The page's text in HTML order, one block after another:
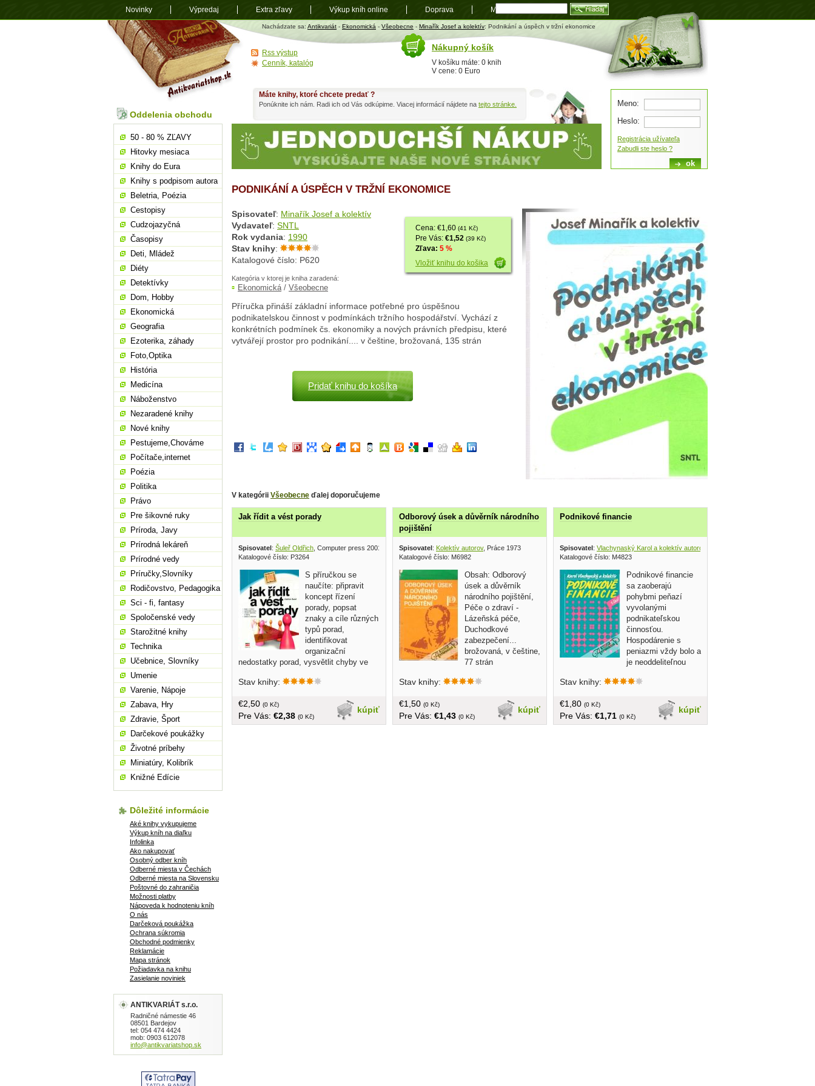
Antikvariát
shop.sk
Nachádzate sa: Antikvariát - Ekonomická - Všeobecne - Minařík Josef a kolektív: Podnikání a úspěch v tržní ekonomice
PODNIKÁNÍ A ÚSPĚCH V TRŽNÍ EKONOMICE
Cena: €1,60 (41 Kč)
Pre Vás: €1,52 (39 Kč)
Zľava: 5 %
Vložiť knihu do košika
Spisovateľ: Minařík Josef a kolektív
Vydavateľ: SNTL
Rok vydania: 1990
Stav knihy:
Katalogové číslo: P620
Kategória v ktorej je kniha zaradená:
Ekonomická/ Všeobecne
Příručka přináší základní informace potřebné pro úspěšnou
podnikatelskou činnost v podmínkách tržního hospodářství. Vychází z
konkrétních podmínek čs. ekonomiky a nových právních předpisu, které
vytvářejí prostor pro podnikání.... v češtine, brožovaná, 135 strán
Pridať knihu do košíka
V kategórii Všeobecne ďalej doporučujeme
Jak řídit a vést porady
Spisovatel: Šuleř Oldřich , Computer press 2001
Katalogové číslo: P3264
S příručkou se
naučíte: připravit
koncept řízení
porady, popsat
znaky a cíle různých
typů porad,
identifikovat
organizační
nedostatky porad, vysvětlit chyby ve
dopouštějí účastníci. Operativní porada-
efektivne diskusi, řídit vznikající
konflikty... v češtine, brožovaná, 152
strán
Stav knihy:
kúpiť
€2,50 (0 Kč)
Pre Vás: €2,38 (0 Kč)
Odborový úsek a důvěrník národního
pojištění
Spisovatel: Kolektív autorov, Práce 1973
Katalogové číslo: M6982
Obsah: Odborový
úsek a důvěrník
národního pojištění,
Péče o zdraví -
Lázeňská péče,
Duchodkové
zabezpečení...
brožovaná, v češtine,
77 strán
Stav knihy:
kúpiť
€1,50 (0 Kč)
Pre Vás: €1,43 (0 Kč)
Podnikové financie
Spisovatel: Vlachynaský Karol a kolektív autorov
Katalogové číslo: M4823
Podnikové financie
sa zaoberajú
pohybmi peňazí
vyvolanými
podnikateľskou
činnosťou.
Hospodárenie s
peniazmi vždy bolo a
je neoddeliteľnou
ohľadu na jeho rozsah a objekt
časť prvej strany odstrihnutá
Stav knihy:
kúpiť
€1,80 (0 Kč)
Pre Vás: €1,71 (0 Kč)
Máte knihy, ktoré chcete predať ?
Ponúknite ich nám. Radi ich od Vás odkúpime. Viacej informácií nájdete na tejto stránke.
Oddelenia obchodu
50 - 80 % ZĽAVY
Hitovky mesiaca
Knihy do Eura
Knihy s podpisom autora
Beletria, Poézia
Cestopisy
Cudzojazyčná
Časopisy
Deti, Mládež
Diéty
Detektívky
Dom, Hobby
Ekonomická
Geografia
Ezoterika, záhady
Foto,Optika
História
Medicína
Náboženstvo
Nezaradené knihy
Nové knihy
Pestujeme,Chováme
Počítače,internet
Poézia
Politika
Právo
Pre šikovné ruky
Príroda, Javy
Prírodná lekáreň
Prírodné vedy
Príručky,Slovníky
Rodičovstvo, Pedagogika
Sci - fi, fantasy
Spoločenské vedy
Starožitné knihy
Technika
Učebnice, Slovníky
Umenie
Varenie, Nápoje
Zabava, Hry
Zdravie, Šport
Darčekové poukážky
Životné príbehy
Miniatúry, Kolibrík
Knižné Edície
Dôležité informácie
Aké knihy vykupujeme
Výkup kníh na diaľku
Infolinka
Ako nakupovať
Osobný odber kníh
Odberné miesta v Čechách
Odberné miesta na Slovensku
Poštovné do zahraničia
Možnosti platby
Nápoveda k hodnoteniu kníh
O nás
Darčeková poukážka
Ochrana súkromia
Obchodné podmienky
Reklamácie
Mapa stránok
Požiadavka na knihu
Zasielanie noviniek
ANTIKVARIÁT s.r.o.
Radničné námestie 46
08501 Bardejov
tel: 054 474 4424
mob: 0903 612078
info@antikvariatshop.sk
Meno:
Heslo:
Registrácia užívateľa
Zabudli ste heslo ?
Nákupný košík
V košíku máte: 0 knih
V cene: 0 Euro
Rss výstup
Cenník, katalóg
Novinky Výpredaj Extra zľavy Výkup kníh online Doprava Mapa